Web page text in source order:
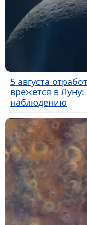
5 августа
врежется в
наблюдению